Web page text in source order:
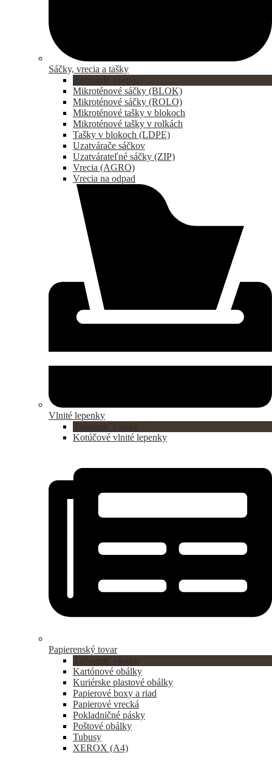
Sáčky, vrecia a tašky
Mikroténové sáčky (BLOK)
Mikroténové sáčky (ROLO)
Mikroténové tašky v blokoch
Mikroténové tašky v rolkách
Tašky v blokoch (LDPE)
Uzatvárače sáčkov
Uzatvárateľné sáčky (ZIP)
Vrecia (AGRO)
Vrecia na odpad
Vlnité lepenky
Kotúčové vlnité lepenky
Papierenský tovar
Kartónové obálky
Kuriérske plastové obálky
Papierové boxy a riad
Papierové vrecká
Pokladničné pásky
Poštové obálky
Tubusy
XEROX (A4)